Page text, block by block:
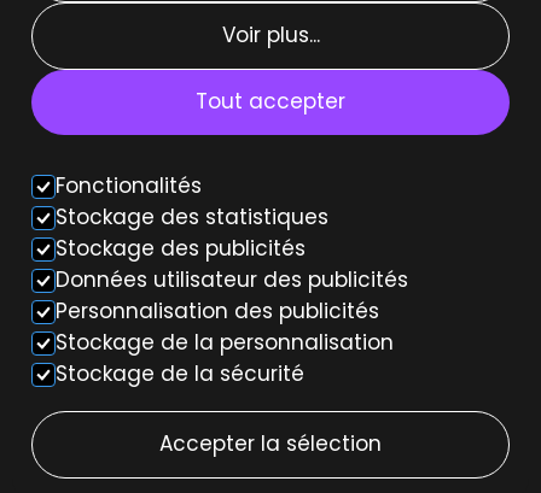
Location courte durée
Location moyenne durée
Location weekend
Voiture autonome
© 2026 JOOL. Tous droits réservés.
Voir plus...
Tout accepter
Fonctionalités
Stockage des statistiques
Stockage des publicités
Données utilisateur des publicités
Personnalisation des publicités
Stockage de la personnalisation
Stockage de la sécurité
Accepter la sélection